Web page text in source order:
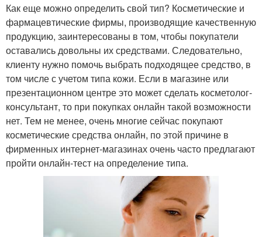
Как еще можно определить свой тип? Косметические и
фармацевтические фирмы, производящие качественную
продукцию, заинтересованы в том, чтобы покупатели
оставались довольны их средствами. Следовательно,
клиенту нужно помочь выбрать подходящее средство, в
том числе с учетом типа кожи. Если в магазине или
презентационном центре это может сделать косметолог-
консультант, то при покупках онлайн такой возможности
нет. Тем не менее, очень многие сейчас покупают
косметические средства онлайн, по этой причине в
фирменных интернет-магазинах очень часто предлагают
пройти онлайн-тест на определение типа.